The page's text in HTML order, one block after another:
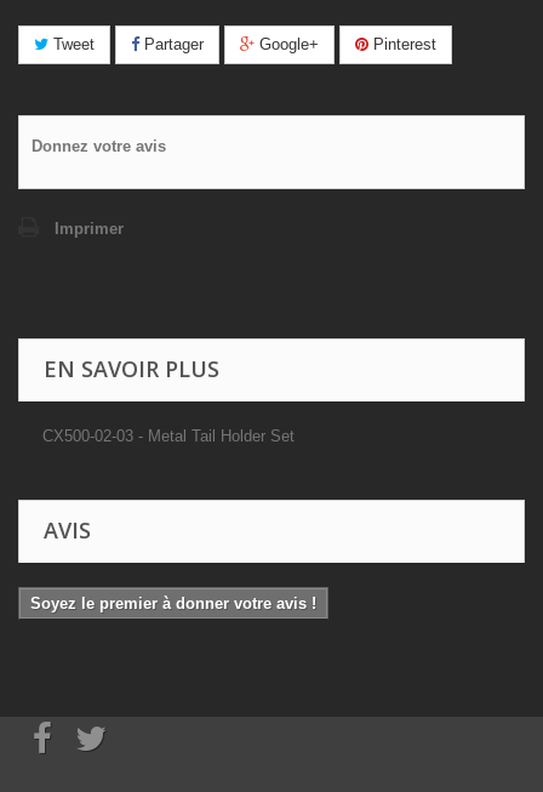
Tweet Partager Google+ Pinterest
Donnez votre avis
Imprimer
EN SAVOIR PLUS
CX500-02-03 - Metal Tail Holder Set
AVIS
Soyez le premier à donner votre avis !